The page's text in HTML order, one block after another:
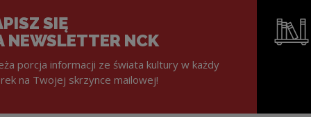
SIĘ
NEWSLETTER NCK
porcja informacji ze świata kultury w każdy
na Twojej skrzynce mailowej!